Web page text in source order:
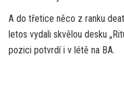
A do třetice něco z ranku
letos vydali skvělou desku
pozici potvrdí i v létě na BA.